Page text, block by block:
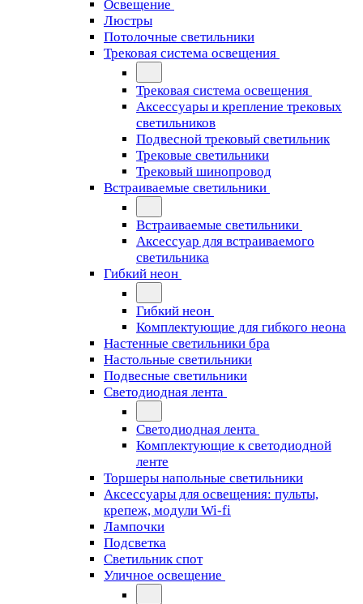
Освещение
Люстры
Потолочные светильники
Трековая система освещения
Трековая система освещения
Аксессуары и крепление трековых
светильников
Подвесной трековый светильник
Трековые светильники
Трековый шинопровод
Встраиваемые светильники
Встраиваемые светильники
Аксессуар для встраиваемого
светильника
Гибкий неон
Гибкий неон
Комплектующие для гибкого неона
Настенные светильники бра
Настольные светильники
Подвесные светильники
Светодиодная лента
Светодиодная лента
Комплектующие к светодиодной
ленте
Торшеры напольные светильники
Аксессуары для освещения: пульты,
крепеж, модули Wi-fi
Лампочки
Подсветка
Светильник спот
Уличное освещение